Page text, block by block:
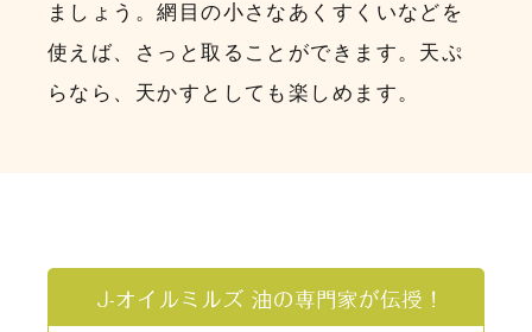
ましょう。網目の小さなあくすくいなどを
使えば、さっと取ることができます。天ぷ
らなら、天かすとしても楽しめます。